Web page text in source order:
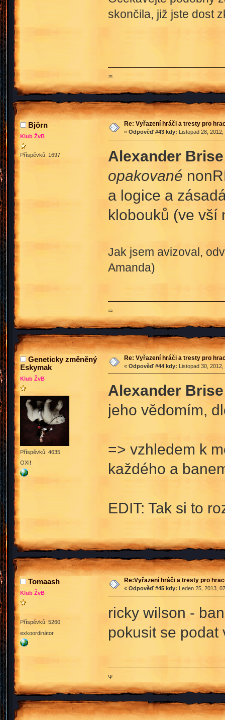
skončila, již jste dost
♒
Björn
Klub ŽvB
Příspěvků: 1697
Re: Vyřazení hráči a tresty pro
« Odpověď #43 kdy: Listopad 28,
Alexander Brise
opakované
a logice a
klobouků (ve vší
Jak jsem avizoval,
Amanda)
♒
Geneticky změněný
Eskymak
Klub ŽvB
Příspěvků: 4635
OXI!
Re: Vyřazení hráči a tresty pro
« Odpověď #44 kdy: Listopad 30,
Alexander Brise
jeho vědomím,
=> vzhledem k
každého a
EDIT: Tak si to
Tomaash
Klub ŽvB
Příspěvků: 5260
exkoordinátor
Re:Vyřazení hráči a tresty pro
« Odpověď #45 kdy: Leden 25, 2013,
ricky wilson -
pokusit se podat
Ψ